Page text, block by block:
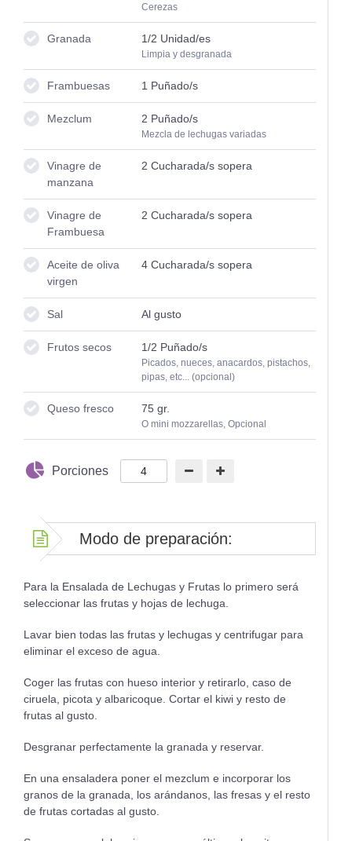
Cerezas
Granada 1/2 Unidad/es
Limpia y desgranada
Frambuesas 1 Puñado/s
Mezclum 2 Puñado/s
Mezcla de lechugas variadas
Vinagre de
manzana
2 Cucharada/s sopera
Vinagre de
Frambuesa
2 Cucharada/s sopera
Aceite de oliva
virgen
4Cucharada/s sopera
Sal Al gusto
Frutos secos 1/2 Puñado/s
Picados, nueces, anacardos, pistachos,
pipas, etc... (opcional)
Queso fresco 75gr.
O mini mozzarellas, Opcional
Porciones
Modo de preparación:
Para la Ensalada de Lechugas y Frutas lo primero será
seleccionar las frutas y hojas de lechuga.
Lavar bien todas las frutas y lechugas y centrifugar para
eliminar el exceso de agua.
Coger las frutas con hueso interior y retirarlo, caso de
ciruela, picota y albaricoque. Cortar el kiwi y resto de
frutas al gusto.
Desgranar perfectamente la granada y reservar.
En una ensaladera poner el mezclum e incorporar los
granos de la granada, los arándanos, las fresas y el resto
de frutas cortadas al gusto.